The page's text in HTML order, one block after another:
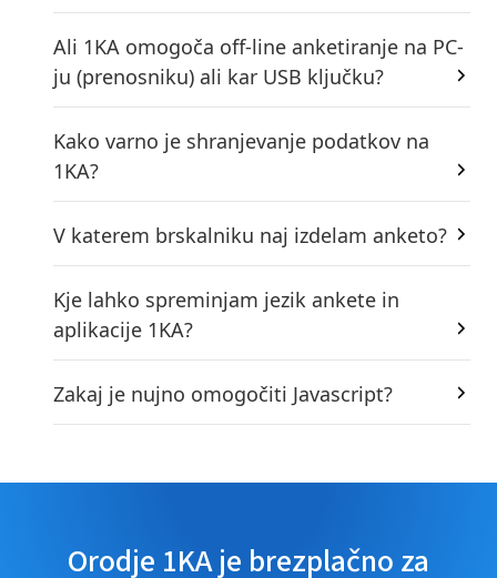
Ali 1KA omogoča off-line anketiranje na PC-
ju (prenosniku) ali kar USB ključku?
Kako varno je shranjevanje podatkov na
1KA?
V katerem brskalniku naj izdelam anketo?
Kje lahko spreminjam jezik ankete in
aplikacije 1KA?
Zakaj je nujno omogočiti Javascript?
Orodje 1KA je brezplačno za